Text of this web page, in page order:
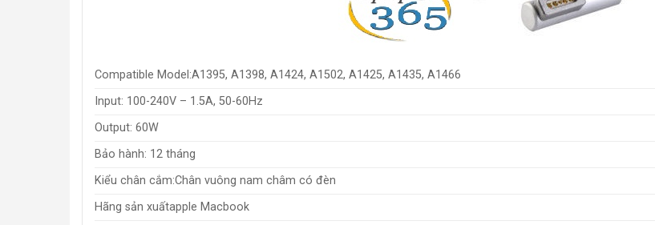
Compatible Model:A1395, A1398, A1424, A1502, A1425, A1435, A1466
Input: 100-240V – 1.5A, 50-60Hz
Output: 60W
Bảo hành: 12 tháng
Kiểu chân cắm:Chân vuông nam châm có đèn
Hãng sản xuấtapple Macbook